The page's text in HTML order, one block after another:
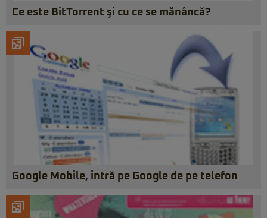
Ce este BitTorrent şi cu ce se mănâncă?
Google Mobile, intră pe Google de pe telefon